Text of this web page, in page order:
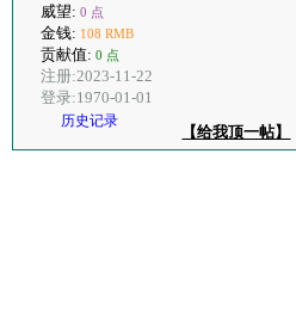
威望: 0 点
金钱: 108 RMB
贡献值: 0 点
注册:2023-11-22
登录:1970-01-01
历史记录
【给我顶一帖】